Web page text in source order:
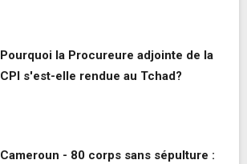
Pourquoi la Procureure adjointe de la
CPI s'est-elle rendue au Tchad?
Cameroun - 80 corps sans sépulture :